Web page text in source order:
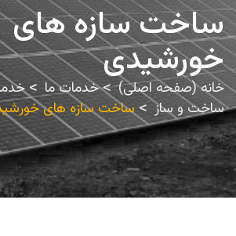
ساخت سازه های
خورشیدی
خانه (صفحه اصلی) خدمات ما
ساخت و ساز
ساخت سازه های